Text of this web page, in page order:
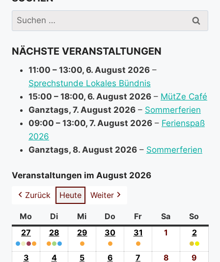
i
n
o
b
u
Suchen
nach:
NÄCHSTE VERANSTALTUNGEN
11:00 – 13:00, 6. August 2026 –
Sprechstunde Lokales Bündnis
15:00 – 18:00, 6. August 2026 – MütZe Café
Ganztags, 7. August 2026 – Sommerferien
09:00 – 13:00, 7. August 2026 – Ferienspaß
2026
Ganztags, 8. August 2026 – Sommerferien
Veranstaltungen im August 2026
Zurück
Heute Weiter
Mo Montag
DiDienstag
Mi Mittwoch
DoDonnerstag
FrFreitag
Sa Samstag
So
27
Juli
●●●●
(4
28
Juli
●●●
(3
29
2026
●
(1
30
2026
●
(1
31
●
(1
1
August
2026
22.
●●
(2
3 44.
5 6 7 8 9